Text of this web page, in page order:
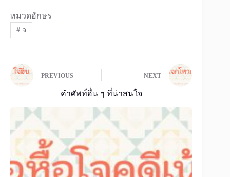
หมวดอักษร
#จ
PREVIOUS NEXT
คำศัพท์อื่น ๆ ที่น่าสนใจ